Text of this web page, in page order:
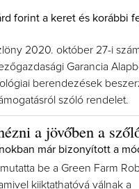
forint a keret és korábbi
2020. október 27-i
Garancia
berendezések
szóló rendelet.
a jövőben a
már bizonyított a
be a Green Farm
kiiktathatóvá válnak a